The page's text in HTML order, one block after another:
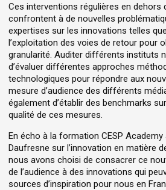
Ces interventions régulières en
confrontent à de nouvelles
expertises sur les innovations telles
l’exploitation des voies de retour pour
granularité. Auditer différents instituts
d’évaluer différentes approches
technologiques pour répondre aux
mesure d’audience des différents
également d’établir des benchmarks
qualité de ces mesures.
En écho à la formation CESP Academy
Daufresne sur l’innovation en matière
nous avons choisi de consacrer ce
de l’audience à des innovations qui
sources d’inspiration pour nous en